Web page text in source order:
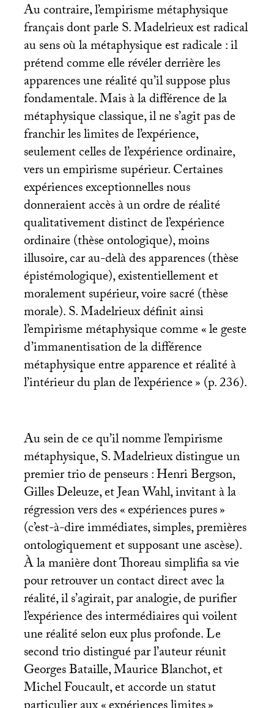
Au contraire, l’empirisme métaphysique
français dont parle S. Madelrieux est radical
au sens où la métaphysique est radicale : il
prétend comme elle révéler derrière les
apparences une réalité qu’il suppose plus
fondamentale. Mais à la différence de la
métaphysique classique, il ne s’agit pas de
franchir les limites de l’expérience,
seulement celles de l’expérience ordinaire,
vers un empirisme supérieur. Certaines
expériences exceptionnelles nous
donneraient accès à un ordre de réalité
qualitativement distinct de l’expérience
ordinaire (thèse ontologique), moins
illusoire, car au-delà des apparences (thèse
épistémologique), existentiellement et
moralement supérieur, voire sacré (thèse
morale). S. Madelrieux définit ainsi
l’empirisme métaphysique comme «le geste
d’immanentisation de la différence
métaphysique entre apparence et réalité à
l’intérieur du plan de l’expérience» (p. 236).
Au sein de ce qu’il nomme l’empirisme
métaphysique, S. Madelrieux distingue un
premier trio de penseurs : Henri Bergson,
Gilles Deleuze, et Jean Wahl, invitant à la
régression vers des «expériences pures»
(c’est-à-dire immédiates, simples, premières
ontologiquement et supposant une ascèse).
À la manière dont Thoreau simplifia sa vie
pour retrouver un contact direct avec la
réalité, il s’agirait, par analogie, de purifier
l’expérience des intermédiaires qui voilent
une réalité selon eux plus profonde. Le
second trio distingué par l’auteur réunit
Georges Bataille, Maurice Blanchot, et
Michel Foucault, et accorde un statut